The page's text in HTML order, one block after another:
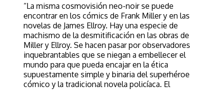
“La misma cosmovisión neo-noir se puede
encontrar en los cómics de Frank Miller y en las
novelas de James Ellroy. Hay una especie de
machismo de la desmitificación en las obras de
Miller y Ellroy. Se hacen pasar por observadores
inquebrantables que se niegan a embellecer el
mundo para que pueda encajar en la ética
supuestamente simple y binaria del superhéroe
cómico y la tradicional novela policíaca. El